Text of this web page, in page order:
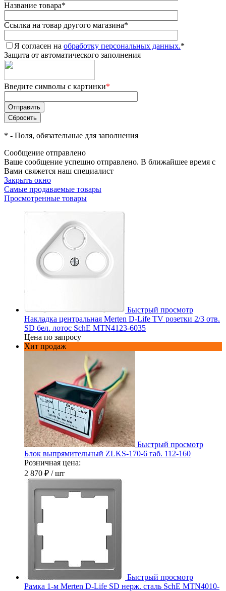
Название товара*
Ссылка на товар другого магазина*
Я согласен на обработку персональных данных.*
Защита от автоматического заполнения
Введите символы с картинки*
* - Поля, обязательные для заполнения
Сообщение отправлено
Ваше сообщение успешно отправлено. В ближайшее время с
Вами свяжется наш специалист
Закрыть окно
Самые продаваемые товары
Просмотренные товары
Быстрый просмотр
Накладка центральная Merten D-Life TV розетки 2/3 отв.
SD бел. лотос SchE MTN4123-6035
Цена по запросу
Хит продаж
Быстрый просмотр
Блок выпрямительный ZLKS-170-6 габ. 112-160
Розничная цена:
2 870 ₽ / шт
Быстрый просмотр
Рамка 1-м Merten D-Life SD нерж. сталь SchE MTN4010-